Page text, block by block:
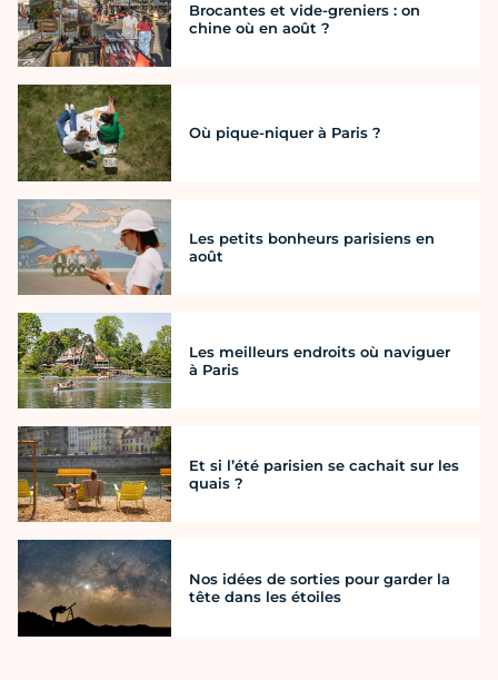
Brocantes et vide-greniers : on
chine où en août ?
Où pique-niquer à Paris ?
Les petits bonheurs parisiens en
août
Les meilleurs endroits où naviguer
à Paris
Et si l’été parisien se cachait sur les
quais ?
Nos idées de sorties pour garder la
tête dans les étoiles